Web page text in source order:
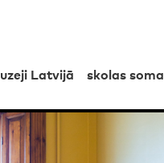
Latvijā skolas soma